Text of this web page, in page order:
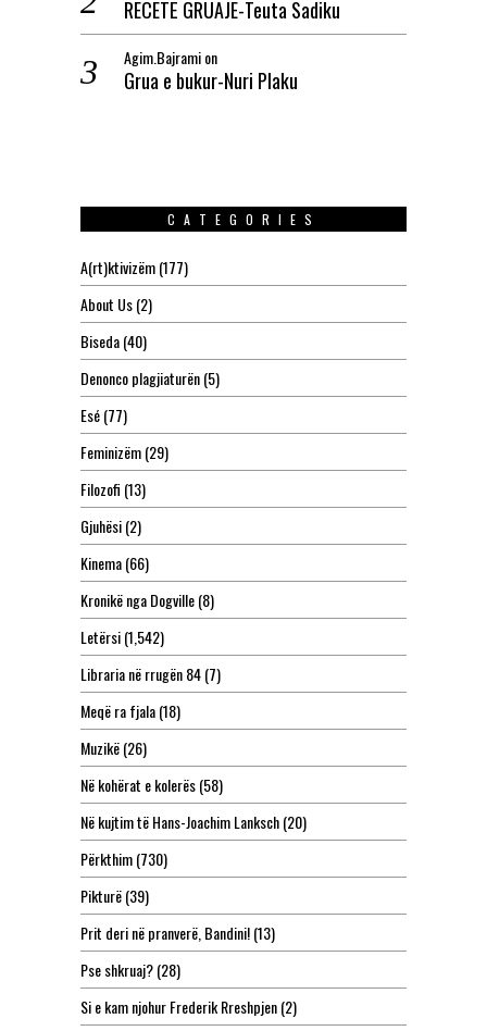
RECETË GRUAJE-Teuta Sadiku
Agim.Bajramion
Grua e bukur-Nuri Plaku
CATEGORIES
A(rt)ktivizëm(177)
About Us(2)
Biseda(40)
Denonco plagjiaturën(5)
Esé(77)
Feminizëm(29)
Filozofi (13)
Gjuhësi(2)
Kinema(66)
Kronikë nga Dogville(8)
Letërsi(1,542)
Libraria në rrugën 84(7)
Meqë ra fjala(18)
Muzikë(26)
Në kohërat e kolerës(58)
Në kujtim të Hans-Joachim Lanksch(20)
Përkthim(730)
Pikturë(39)
Prit deri në pranverë, Bandini!(13)
Pse shkruaj?(28)
Si e kam njohur Frederik Rreshpjen(2)